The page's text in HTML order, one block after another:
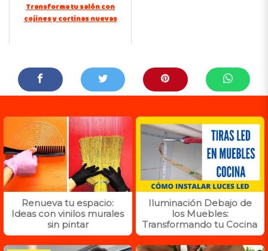
Transforma tu salón con
cojines y cortinas nuevas
Renueva tu espacio:
Ideas con vinilos murales
sin pintar
Iluminación Debajo de
los Muebles:
Transformando tu Cocina